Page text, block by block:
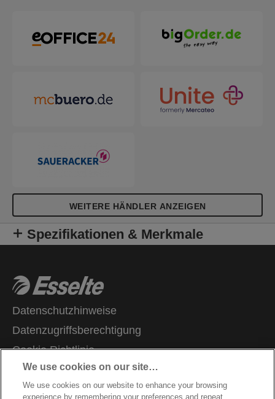
WEITERE HÄNDLER ANZEIGEN
Spezifikationen & Merkmale
Datenschutzhinweise
Datenzugriffsberechtigung
Cookie Richtlinie
Legal Notice
Impressum
We use cookies on our site…
We use cookies on our website to enhance your browsing
experience by remembering your preferences and repeat